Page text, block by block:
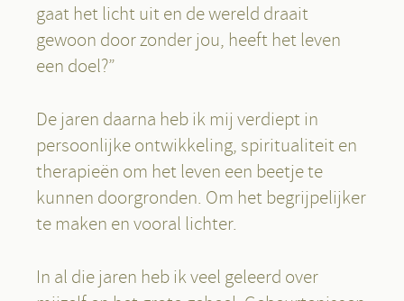
gaat het licht uit en de wereld draait
gewoon door zonder jou, heeft het leven
een doel?”
De jaren daarna heb ik mij verdiept in
persoonlijke ontwikkeling, spiritualiteit en
therapieën om het leven een beetje te
kunnen doorgronden. Om het begrijpelijker
te maken en vooral lichter.
In al die jaren heb ik veel geleerd over